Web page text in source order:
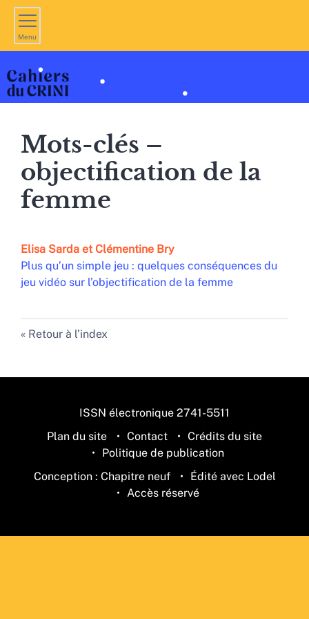
Menu
Mots-clés –
objectification de la
femme
Elisa Sarda et Clémentine Bry
Plus qu’un simple jeu : quelques conséquences du
jeu vidéo sur l’objectification de la femme
Retour à l’index
ISSN électronique 2741-5511
Plan du site
Contact
Crédits du site
Politique de publication
Conception : Chapitre neuf
Édité avec Lodel
Accès réservé